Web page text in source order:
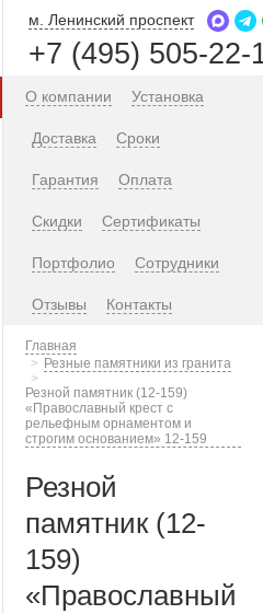
м. Ленинский проспект
+7 (495) 505-22-
О компании Установка
Доставка Сроки
Гарантия Оплата
Скидки Сертификаты
Портфолио Сотрудники
Отзывы Контакты
Главная
Резные памятники из гранита
Резной памятник (12-159)
«Православный крест с
рельефным орнаментом и
строгим основанием» 12-159
Резной
памятник (12-
159)
«Православный